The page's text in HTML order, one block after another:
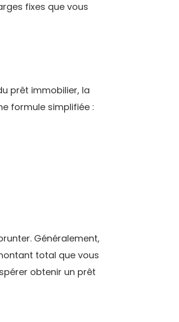
fixes que vous
prêt immobilier, la
formule simplifiée :
Généralement,
total que vous
obtenir un prêt